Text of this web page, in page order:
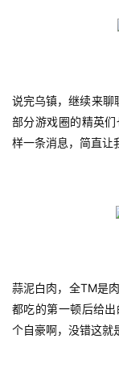
十
三
届
月
3
说完乌镇，继续来聊
部分游戏圈的精英
样一条消息，简直让
蒜泥白肉，全TM是
都吃的第一顿后给
个自豪啊，没错这就